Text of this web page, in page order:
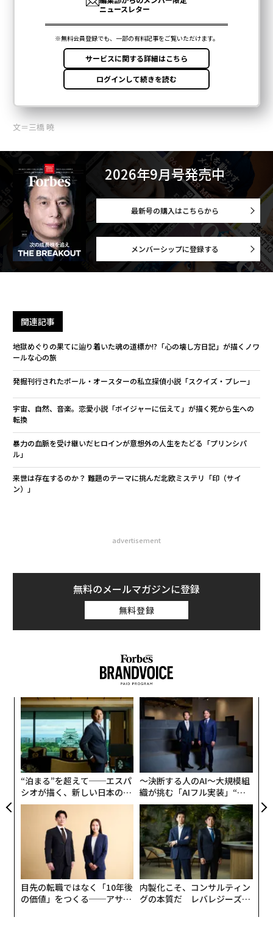
文＝三橋 曉
2026年9月号発売中
最新号の購入はこちらから
メンバーシップに登録する
関連記事
地獄めぐりの果てに辿り着いた魂の道標か!?「心の壊し方日記」が描くノワ
ールな心の旅
発掘刊行されたポール・オースターの私立探偵小説「スクイズ・プレー」
宇宙、自然、音楽。恋愛小説「ボイジャーに伝えて」が描く死から生への
転換
暴力の血脈を受け継いだヒロインが意想外の人生をたどる「プリンシパ
ル」
来世は存在するのか？ 難題のテーマに挑んだ北欧ミステリ「印（サイ
ン）」
advertisement
無料のメールマガジンに登録
無料登録
“泊まる”を超えて──エスパ
シオが描く、新しい日本のラ
グジュアリー（前編）
〜決断する人のAI〜大規模組
織が挑む「AIフル実装」“使
う”企業から“動く”企業へ【N
TTドコモビジネス×PwC】
目先の転職ではなく「10年後
の価値」をつくる──アサイ
内製化こそ、コンサルティン
グの本質だ レバレジーズが